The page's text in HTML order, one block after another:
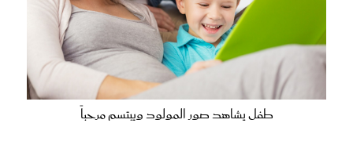
طفل يشاهد صور المولود ويبتسم مرحباً